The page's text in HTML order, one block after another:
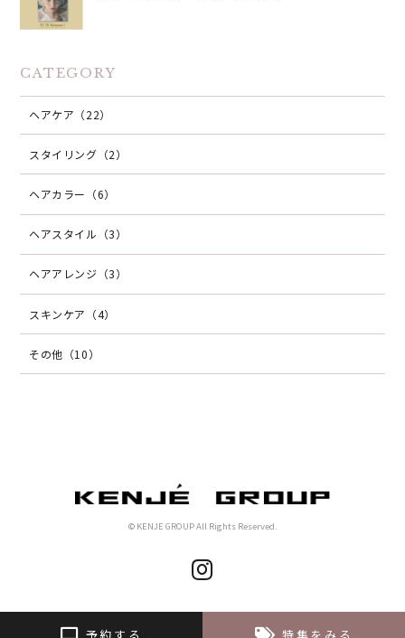
CATEGORY
ヘアケア（22）
スタイリング（2）
ヘアカラー（6）
ヘアスタイル（3）
ヘアアレンジ（3）
スキンケア（4）
その他（10）
© KENJE GROUP All Rights Reserved.